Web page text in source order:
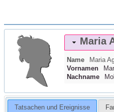
Maria
Name Maria
Vornamen
Nachname
Tatsachen und Ereignisse